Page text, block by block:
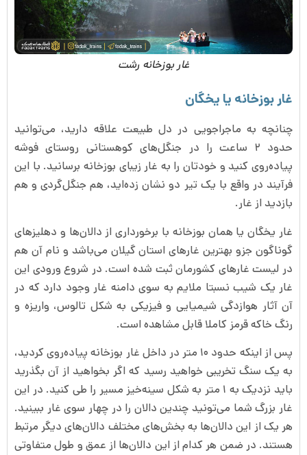
غار بوزخانه رشت
غار بوزخانه یا یخگان
چنانچه به ماجراجویی در دل طبیعت علاقه دارید، می‌توانید
حدود ۲ ساعت را در جنگل‌های کوهستانی روستای فوشه
پیاده‌روی کنید و خودتان را به غار زیبای بوزخانه برسانید. با این
فرآیند در واقع با یک تیر دو نشان زده‌اید، هم جنگل‌گردی و هم
بازدید از غار.
غار یخگان یا همان بوزخانه با برخورداری از دالان‌ها و دهلیزهای
گوناگون جزو بهترین غارهای استان گیلان می‌باشد و نام آن هم
در لیست غارهای کشورمان ثبت شده است. در شروع ورودی این
غار یک شیب نسبتا ملایم به سوی دامنه غار وجود دارد که در
آن آثار هوازدگی شیمیایی و فیزیکی به شکل تالوس، واریزه و
رنگ خاکه قرمز کاملا قابل مشاهده است.
پس از اینکه حدود ۱۰ متر در داخل غار بوزخانه پیاده‌روی کردید،
به یک سنگ تخریبی خواهید رسید که اگر بخواهید از آن بگذرید
باید نزدیک به ۱ متر به شکل سینه‌خیز مسیر را طی کنید. در این
غار بزرگ شما می‌تونید چندین دالان را در چهار سوی غار ببینید.
هر یک از این دالان‌ها به بخش‌های مختلف دالان‌های دیگر مرتبط
هستند. در ضمن هر کدام از این دالان‌ها از عمق و طول متفاوتی